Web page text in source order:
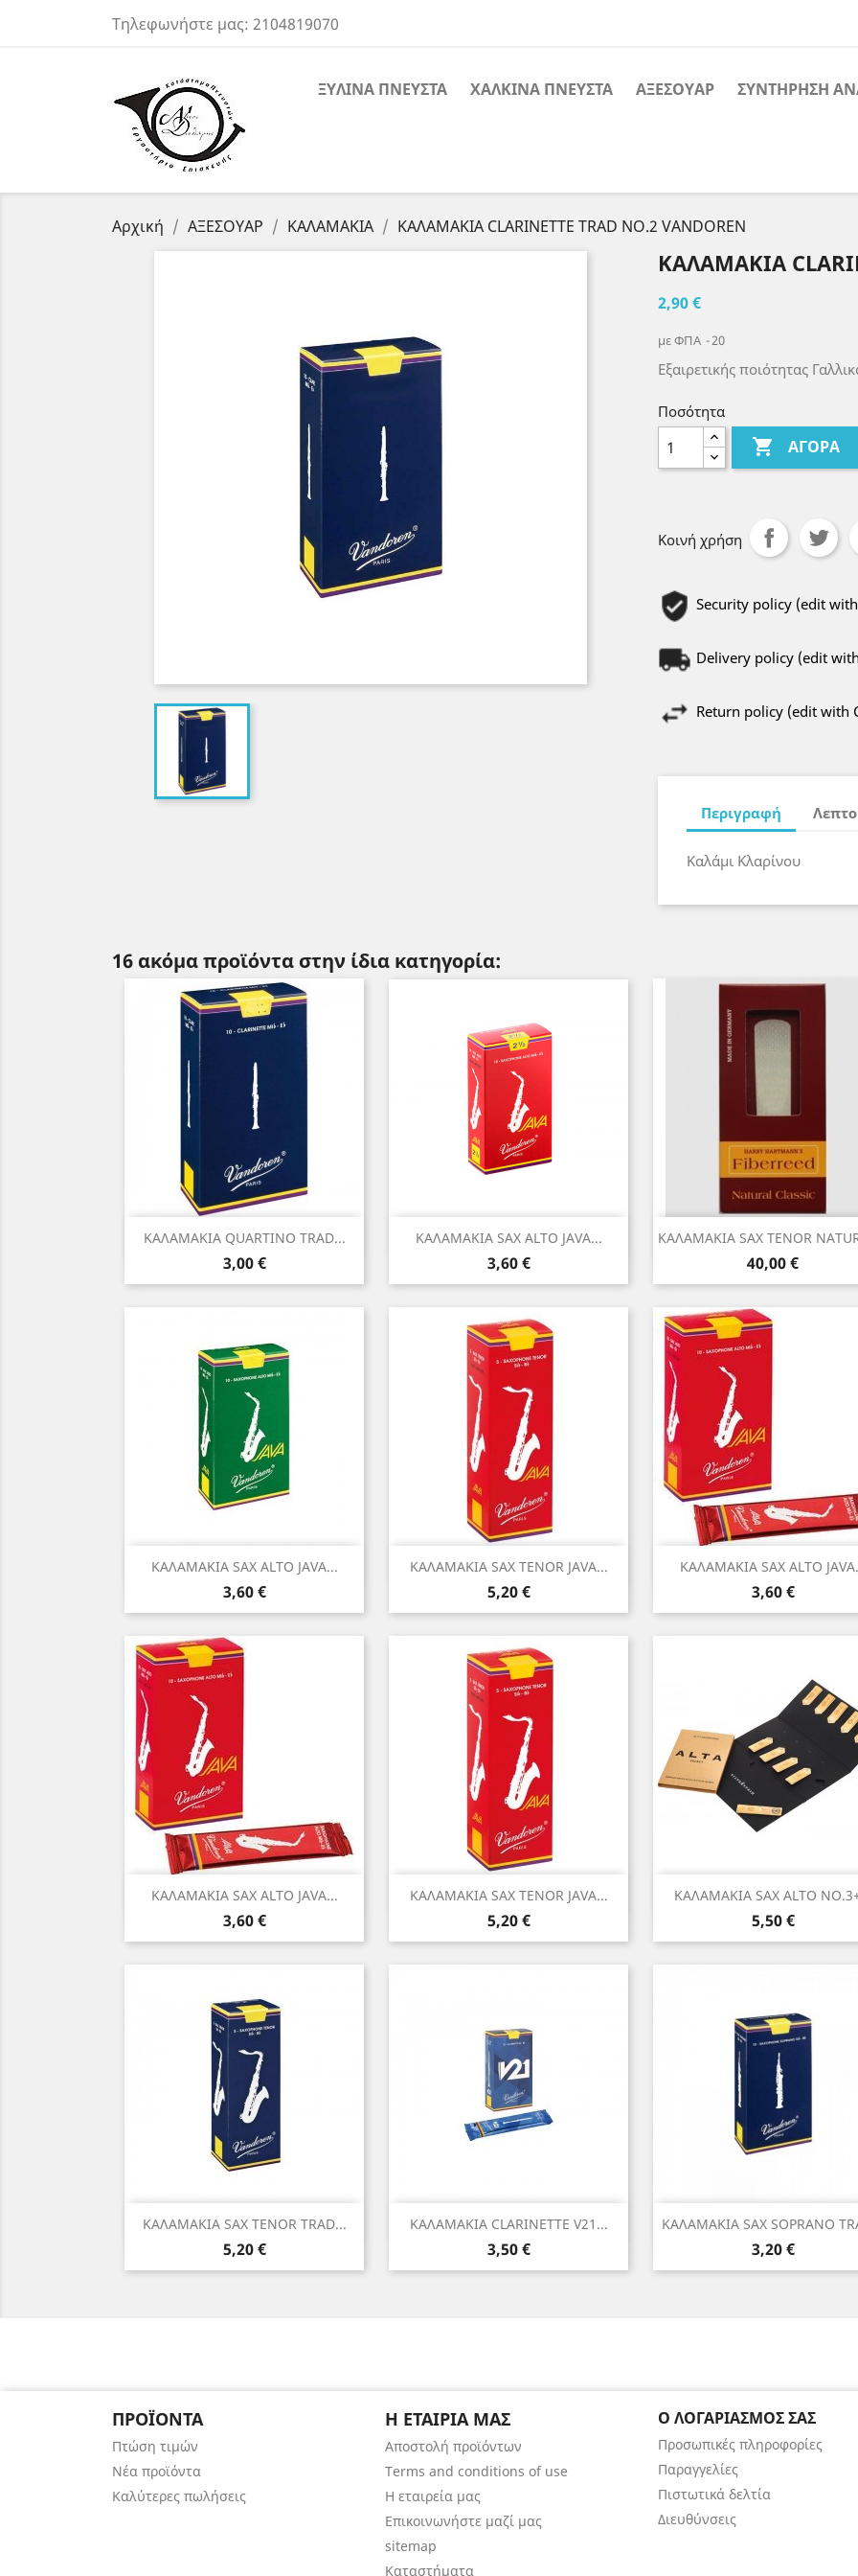
Τηλεφωνήστε μας: 2104819070
ΞΥΛΙΝΑ ΠΝΕΥΣΤΑ ΧΑΛΚΙΝΑ ΠΝΕΥΣΤΑ ΑΞΕΣΟΥΑΡ ΣΥΝΤΗΡΗΣΗ
Αρχική ΑΞΕΣΟΥΑΡ ΚΑΛΑΜΑΚΙΑ ΚΑΛΑΜΑΚΙΑ CLARINETTE TRAD NO.2 VANDOREN
ΚΑΛΑΜΑΚΙΑ
2,90 €
με ΦΠΑ 20
Εξαιρετικής ποιότητας
Ποσότητα
 ΑΓΟΡΆ
Κοινή χρήση
Security policy (edit
Delivery policy (edit
Return policy (edit with
Περιγραφή
Καλάμι Κλαρίνου
16 ακόμα προϊόντα στην ίδια κατηγορία:
ΚΑΛΑΜΑΚΙΑ QUARTINO TRAD...
Τιμή
3,00 €
Γρήγορη προβολή ΚΑΛΑΜΑΚΙΑ SAX ALTO JAVA...
Τιμή
3,60 €
Γρήγορη προβολή ΚΑΛΑΜΑΚΙΑ SAX TENOR
Τιμή
40,00 €
Γρήγορη προβολή
ΚΑΛΑΜΑΚΙΑ SAX ALTO JAVA...
Τιμή
3,60 €
Γρήγορη προβολή ΚΑΛΑΜΑΚΙΑ SAX TENOR JAVA...
Τιμή
5,20 €
Γρήγορη προβολή ΚΑΛΑΜΑΚΙΑ SAX ALTO
Τιμή
3,60 €
Γρήγορη προβολή
ΚΑΛΑΜΑΚΙΑ SAX ALTO JAVA...
Τιμή
3,60 €
Γρήγορη προβολή ΚΑΛΑΜΑΚΙΑ SAX TENOR JAVA...
Τιμή
5,20 €
Γρήγορη προβολή ΚΑΛΑΜΑΚΙΑ SAX ALTO
Τιμή
5,50 €
Γρήγορη προβολή
ΚΑΛΑΜΑΚΙΑ SAX TENOR TRAD...
Τιμή
5,20 €
Γρήγορη προβολή ΚΑΛΑΜΑΚΙΑ CLARINETTE V21...
Τιμή
3,50 €
Γρήγορη προβολή ΚΑΛΑΜΑΚΙΑ SAX SOPRANO
Τιμή
3,20 €
Γρήγορη προβολή
ΠΡΟΪΌΝΤΑ
Πτώση τιμών
Νέα προϊόντα
Καλύτερες πωλήσεις
Η ΕΤΑΙΡΊΑ ΜΑΣ
Αποστολή προϊόντων
Terms and conditions of use
Η εταιρεία μας
Επικοινωνήστε μαζί μας
sitemap
Καταστήματα
Ο ΛΟΓΑΡΙΑΣΜΌΣ ΣΑΣ
Προσωπικές πληροφορίες
Παραγγελίες
Πιστωτικά δελτία
Διευθύνσεις